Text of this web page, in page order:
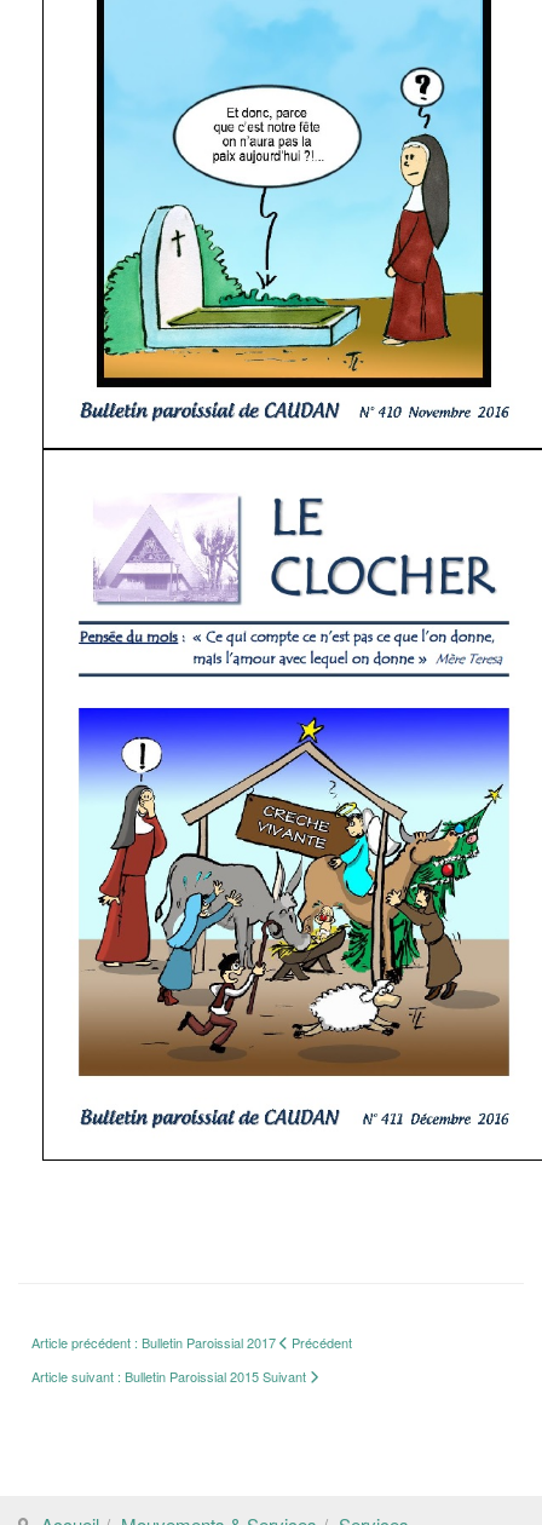
Article précédent : Bulletin Paroissial 2017
Précédent
Article suivant : Bulletin Paroissial 2015Suivant